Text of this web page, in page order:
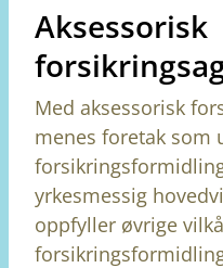
Aksessorisk
Med aksessorisk
menes foretak som
yrkesmessig
oppfyller øvrige